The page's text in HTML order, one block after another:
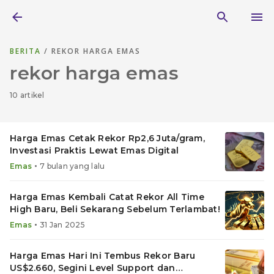
BERITA / REKOR HARGA EMAS
rekor harga emas
10 artikel
Harga Emas Cetak Rekor Rp2,6 Juta/gram,
Investasi Praktis Lewat Emas Digital
Emas • 7 bulan yang lalu
Harga Emas Kembali Catat Rekor All Time
High Baru, Beli Sekarang Sebelum Terlambat!
Emas • 31 Jan 2025
Harga Emas Hari Ini Tembus Rekor Baru
US$2.660, Segini Level Support dan